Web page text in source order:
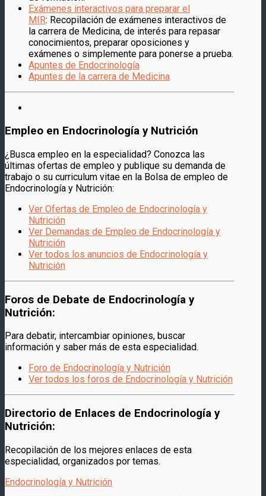
Exámenes interactivos para preparar el
MIR: Recopilación de exámenes interactivos de
la carrera de Medicina, de interés para repasar
conocimientos, preparar oposiciones y
exámenes o simplemente para ponerse a prueba.
Apuntes de Endocrinología
Apuntes de la carrera de Medicina
Empleo en Endocrinología y Nutrición
¿Busca empleo en la especialidad? Conozca las
últimas ofertas de empleo y publique su demanda de
trabajo o su curriculum vitae en la Bolsa de empleo de
Endocrinología y Nutrición:
Ver Ofertas de Empleo de Endocrinología y
Nutrición
Ver Demandas de Empleo de Endocrinología y
Nutrición
Ver todos los anuncios de Endocrinología y
Nutrición
Foros de Debate de Endocrinología y
Nutrición:
Para debatir, intercambiar opiniones, buscar
información y saber más de esta especialidad.
Foro de Endocrinología y Nutrición
Ver todos los foros de Endocrinología y Nutrición
Directorio de Enlaces de Endocrinología y
Nutrición:
Recopilación de los mejores enlaces de esta
especialidad, organizados por temas.
Endocrinología y Nutrición